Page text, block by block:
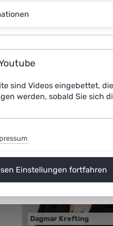
Berliner
Dagmar Krefting
sind Videos eingebettet,
werden, sobald Sie sich
Einstellungen fortfahren